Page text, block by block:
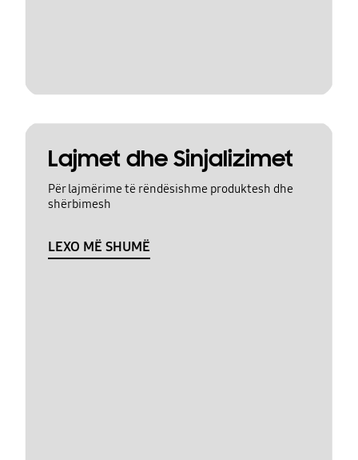
Lajmet dhe Sinjalizimet
Për lajmërime të rëndësishme produktesh dhe
shërbimesh
LEXO MË SHUMË